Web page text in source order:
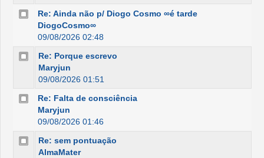
Re: Ainda não p/ Diogo Cosmo ∞é tarde
DiogoCosmo∞
09/08/2026 02:48
Re: Porque escrevo
Maryjun
09/08/2026 01:51
Re: Falta de consciência
Maryjun
09/08/2026 01:46
Re: sem pontuação
AlmaMater